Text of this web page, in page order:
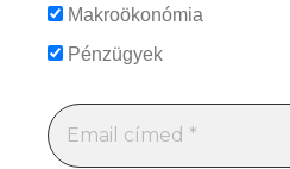
Makroökonómia
Pénzügyek